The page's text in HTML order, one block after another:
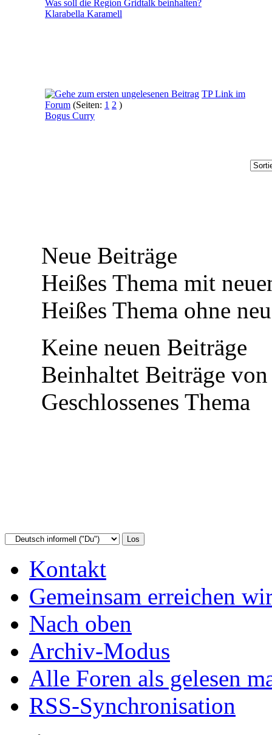
Was soll die Region Gridtalk beinhalten?
Klarabella Karamell
TP Link im
Forum (Seiten: 1 2 )
Bogus Curry
Neue Beiträge
Heißes Thema mit
Heißes Thema ohne
Keine neuen Beiträge
Beinhaltet Beiträge
Geschlossenes Thema
Kontakt
Gemeinsam erreichen
Nach oben
Archiv-Modus
Alle Foren als gelesen
RSS-Synchronisation